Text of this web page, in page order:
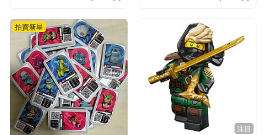
拍賣新星
注目